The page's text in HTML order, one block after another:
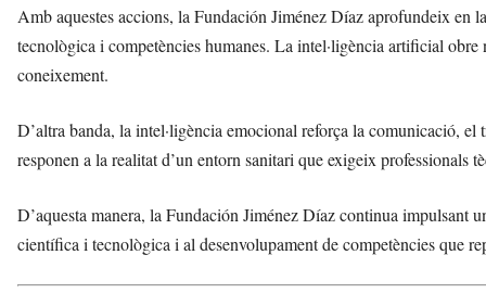
Amb aquestes accions, la Fundación Jiménez Díaz aprofundeix en
tecnològica i competències humanes. La intel·ligència artificial
coneixement.
D’altra banda, la intel·ligència emocional reforça la comunicació,
responen a la realitat d’un entorn sanitari que exigeix professionals
D’aquesta manera, la Fundación Jiménez Díaz continua impulsant
científica i tecnològica i al desenvolupament de competències que